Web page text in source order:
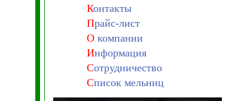
Контакты
Прайс-лист
Окомпании
Информация
Сотрудничество
Список мельниц